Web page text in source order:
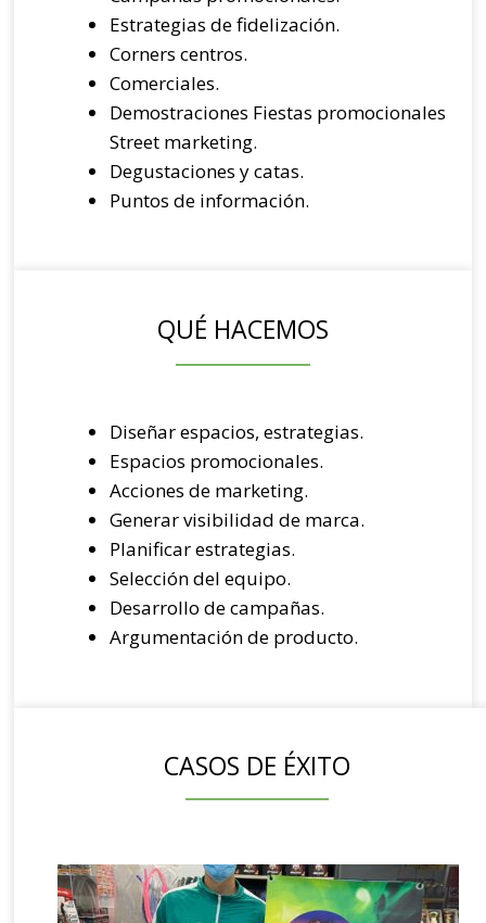
Estrategias de fidelización.
Corners centros.
Comerciales.
Demostraciones Fiestas promocionales
Street marketing.
Degustaciones y catas.
Puntos de información.
QUÉ HACEMOS
Diseñar espacios, estrategias.
Espacios promocionales.
Acciones de marketing.
Generar visibilidad de marca.
Planificar estrategias.
Selección del equipo.
Desarrollo de campañas.
Argumentación de producto.
CASOS DE ÉXITO